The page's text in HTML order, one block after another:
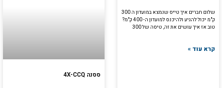
שלום חברים איך טייס שנמצא במועדון ה 300
ק"מ יכול להגיע ולהיכנס למועדון ה- 400 ק"מ?
טוב אז איך עושים את זה, טיסה של 300
קרא עוד »
ססנה 4X-CCQ